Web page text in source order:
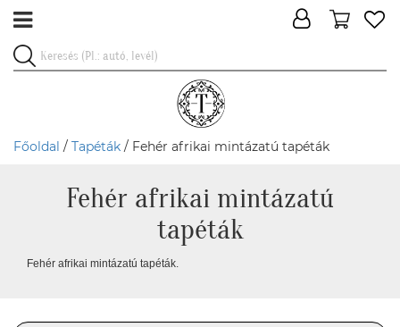
Főoldal / Tapéták / Fehér afrikai mintázatú tapéták
Fehér afrikai mintázatú
tapéták
Fehér afrikai mintázatú tapéták.